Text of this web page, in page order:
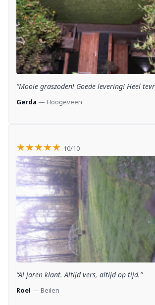
“Mooie graszoden! Goede levering! Heel
Gerda — Hoogeveen
★★★★★ 10/10
“Al jaren klant. Altijd vers, altijd op tijd.”
Roel — Beilen